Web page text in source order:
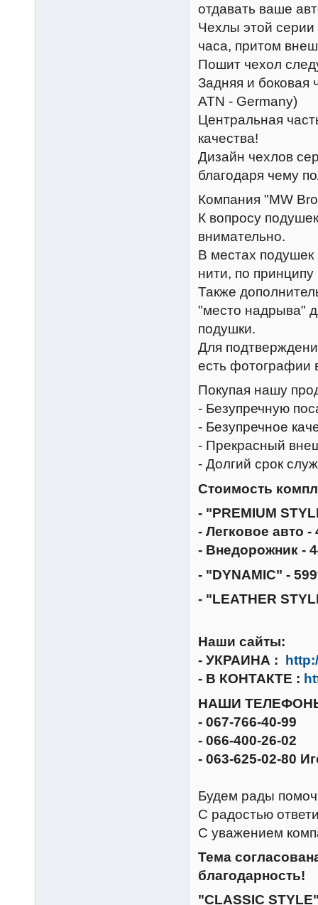
отдавать ваше
Чехлы этой серии
часа, притом
Пошит чехол
Задняя и боковая
ATN - Germany)
Центральная
качества!
Дизайн чехлов
благодаря чему
Компания "MW
К вопросу
внимательно.
В местах подушек
нити, по
Также
"место надрыва"
подушки.
Для
есть фотографии
Покупая нашу
- Безупречную
- Безупречное
- Прекрасный
- Долгий срок
Стоимость
- "PREMIUM
- Легковое авто -
- Внедорожник -
- "DYNAMIC" -
- "LEATHER
Наши сайты:
- УКРАИНА :
- В КОНТАКТЕ :
НАШИ
- 067-766-40-99
- 066-400-26-02
- 063-625-02-80
Будем рады
С радостью
С уважением
Тема
благодарность!
"CLASSIC